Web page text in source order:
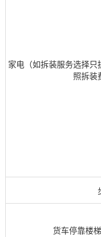
家电（如拆装服务选择
照拆装
货车停靠楼